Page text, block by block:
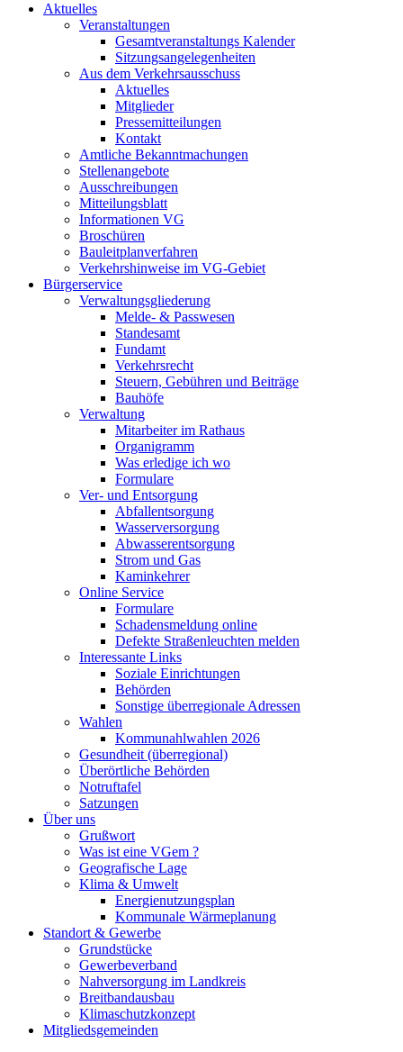
Aktuelles
Veranstaltungen
Gesamtveranstaltungs Kalender
Sitzungsangelegenheiten
Aus dem Verkehrsausschuss
Aktuelles
Mitglieder
Pressemitteilungen
Kontakt
Amtliche Bekanntmachungen
Stellenangebote
Ausschreibungen
Mitteilungsblatt
Informationen VG
Broschüren
Bauleitplanverfahren
Verkehrshinweise im VG-Gebiet
Bürgerservice
Verwaltungsgliederung
Melde- & Passwesen
Standesamt
Fundamt
Verkehrsrecht
Steuern, Gebühren und Beiträge
Bauhöfe
Verwaltung
Mitarbeiter im Rathaus
Organigramm
Was erledige ich wo
Formulare
Ver- und Entsorgung
Abfallentsorgung
Wasserversorgung
Abwasserentsorgung
Strom und Gas
Kaminkehrer
Online Service
Formulare
Schadensmeldung online
Defekte Straßenleuchten melden
Interessante Links
Soziale Einrichtungen
Behörden
Sonstige überregionale Adressen
Wahlen
Kommunahlwahlen 2026
Gesundheit (überregional)
Überörtliche Behörden
Notruftafel
Satzungen
Über uns
Grußwort
Was ist eine VGem ?
Geografische Lage
Klima & Umwelt
Energienutzungsplan
Kommunale Wärmeplanung
Standort & Gewerbe
Grundstücke
Gewerbeverband
Nahversorgung im Landkreis
Breitbandausbau
Klimaschutzkonzept
Mitgliedsgemeinden